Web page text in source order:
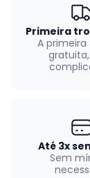
Primeira
A
Até 3x
Sem